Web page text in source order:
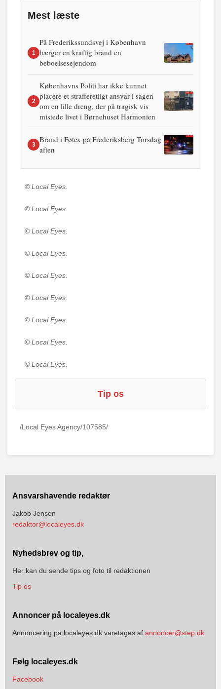
Mest læste
1
På Frederikssundsvej i København
hærger en kraftig brand en
beboelsesejendom
2
Københavns Politi har ikke kunnet
placere et strafferetligt ansvar i sagen
om en lille dreng, der på tragisk vis
mistede livet i Børnehuset Harmonien
3
Brand i Føtex på Frederiksberg Torsdag
aften
© Local Eyes.
© Local Eyes.
© Local Eyes.
© Local Eyes.
© Local Eyes.
© Local Eyes.
© Local Eyes.
© Local Eyes.
© Local Eyes.
Tip os
/Local Eyes Agency/107585/
Ansvarshavende redaktør
Jakob Jensen
redaktor@localeyes.dk
Nyhedsbrev og tip,
Her kan du sende tips og foto til redaktionen
Tip os
Annoncer på localeyes.dk
Annoncering på localeyes.dk varetages af annoncer@step.dk
Følg localeyes.dk
Facebook